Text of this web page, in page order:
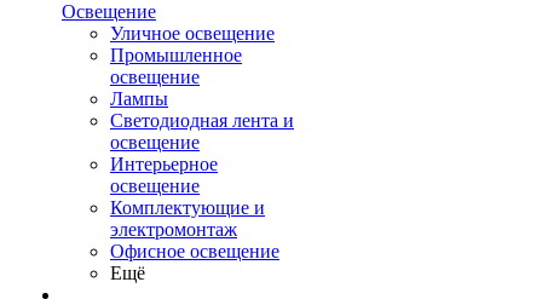
Освещение
Уличное освещение
Промышленное
освещение
Лампы
Светодиодная лента и
освещение
Интерьерное
освещение
Комплектующие и
электромонтаж
Офисное освещение
Ещё